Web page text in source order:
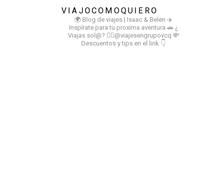
VIAJOCOMOQUIERO
🌍 Blog de viajes | Isaac & Belen ✈️
Inspírate para tu proxima aventura 🚗 ¿
Viajas sol@? 👉🏻@viajesengrupovcq 💸
Descuentos y tips en el link 👇